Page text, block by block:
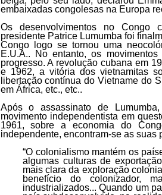
embaixadas congolesas na Europa
Os desenvolvimentos no Congo
presidente Patrice Lumumba foi
Congo logo se tornou uma
E.U.A.. No entanto, os
progresso. A revolução cubana em
e 1962, a vitória dos vietnamitas
libertação contínua do Vietname do
em África, etc., etc..
Após o assassinato de
movimento independentista em
1961, sobre a economia do
independente, encontram-se as suas
“O colonialismo mantém os
algumas culturas de
mais clara da exploração
benefício do colonizador,
industrializados... Quando um